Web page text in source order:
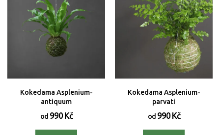
Kokedama Asplenium-
antiquum
od990 Kč
Kokedama Asplenium-
parvati
od990 Kč